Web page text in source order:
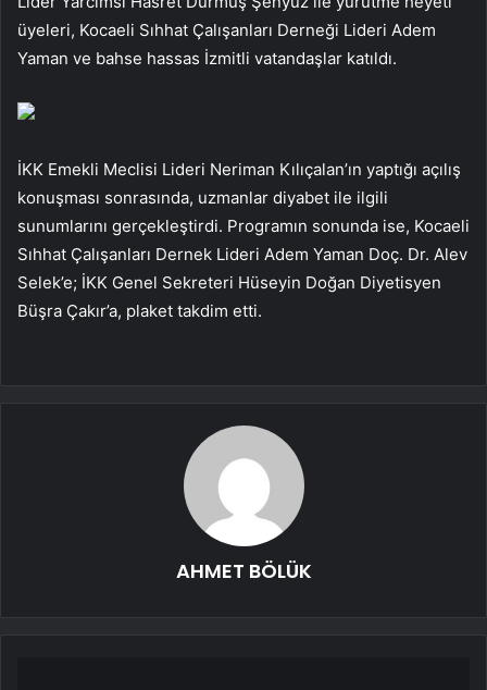
üyeleri, Kocaeli Sıhhat Çalışanları Derneği Lideri Adem
Yaman ve bahse hassas İzmitli vatandaşlar katıldı.
İKK Emekli Meclisi Lideri Neriman Kılıçalan’ın yaptığı açılış
konuşması sonrasında, uzmanlar diyabet ile ilgili
sunumlarını gerçekleştirdi. Programın sonunda ise, Kocaeli
Sıhhat Çalışanları Dernek Lideri Adem Yaman Doç. Dr. Alev
Selek’e; İKK Genel Sekreteri Hüseyin Doğan Diyetisyen
Büşra Çakır’a, plaket takdim etti.
AHMET BÖLÜK